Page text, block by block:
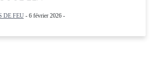
DE FEU- 6 février 2026 -